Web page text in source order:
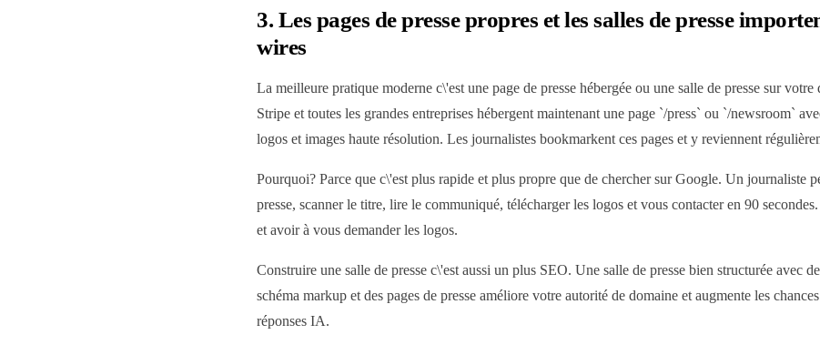
3. Les pages de presse propres et les salles de presse
wires
La meilleure pratique moderne c\'est une page de presse hébergée ou une salle de presse sur
Stripe et toutes les grandes entreprises hébergent maintenant une page `/press` ou `/newsroom`
logos et images haute résolution. Les journalistes bookmarkent ces pages et y reviennent
Pourquoi? Parce que c\'est plus rapide et plus propre que de chercher sur Google. Un journaliste
presse, scanner le titre, lire le communiqué, télécharger les logos et vous contacter en 90
et avoir à vous demander les logos.
Construire une salle de presse c\'est aussi un plus SEO. Une salle de presse bien structurée avec
schéma markup et des pages de presse améliore votre autorité de domaine et augmente les
réponses IA.